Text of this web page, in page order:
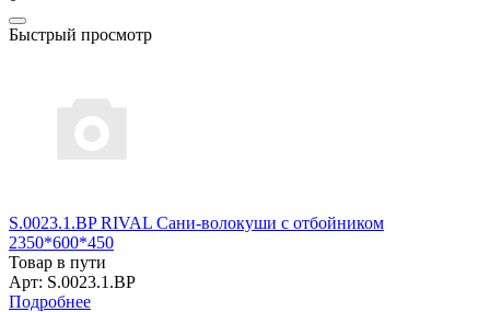
Быстрый просмотр
S.0023.1.BP RIVAL Сани-волокуши с отбойником
2350*600*450
Товар в пути
Арт: S.0023.1.BP
Подробнее